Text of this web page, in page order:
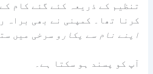
تنظیم کے ذریعہ کئے گئے کام
کرنا تھا۔ کمپنی نے بھی براہ
اپنے نام سے پکارو سرخی میں
آپ کو پسند ہو سکتا ہے۔